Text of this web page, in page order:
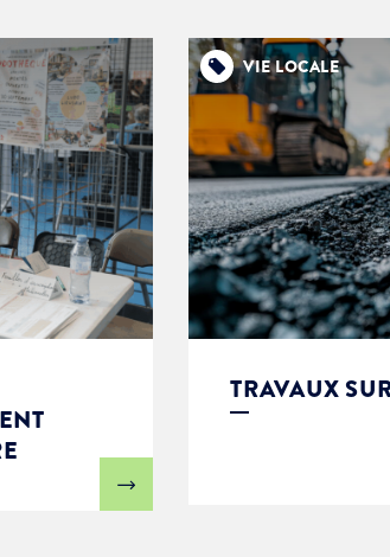
VIE LOCALE
TRAVAUX